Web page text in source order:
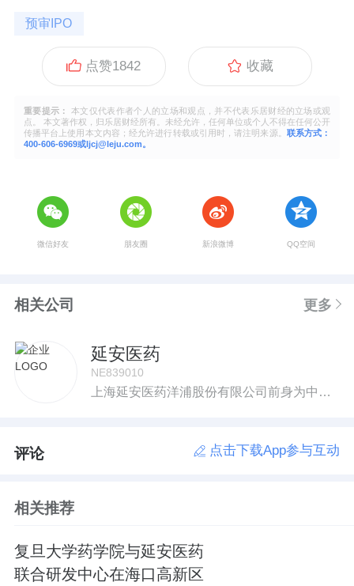
预审IPO
点赞1842 收藏
重要提示：
本文仅代表作者个人的立场和观点，并不代表乐居财经的立场或观
点。 本文著作权，归乐居财经所有。未经允许，任何单位或个人不得在任何公开
传播平台上使用本文内容；经允许进行转载或引用时，请注明来源。 联系方式：
400-606-6969或ljcj@leju.com。
微信好友 朋友圈 新浪微博 QQ空间
相关公司 更多
延安医药
NE839010
上海延安医药洋浦股份有限公司前身为中法大药房,由上海民族实业家黄楚九先生于一八九O年创建,当时的产品“艾罗补脑汁”、商标“吉祥万年”风靡全中国以及东南亚。黄楚九亲手设计的木刻版“吉祥万年”商标,其寓意“民众一生吉祥,基业万年常青”作为我们公司的理念延续至今。企业秉承了创始人全心服务于民众健康事业的精神,追求品质的完美、产品的创新、塑造品牌的无限价值,故基业经久而长盛,以至今日。上海延安医药主要业务包括药品制剂、原料药、医疗器械等的研发、生产和销售,通过分布在上海、湖北、江苏、山东等地的工厂以及全国性的营销网络销售自主制造产品并代理销售国内知名药品生产企业的重要产品。公司自建的营销团队销售领域涵盖医院、OTC等终端市场,同时也是第三终端的领先企业之一,成功塑造了品牌普药的营销模式。公司目前正在引进、研发多项产品,其中有填补国内空白的新药、新剂型等,公司制定了完整的长期发展战略规划。公司目前已发展成为集研发、制造、销售和投资为一体的综合性医药公司。
评论 点击下载App参与互动
相关推荐
复旦大学药学院与延安医药
联合研发中心在海口高新区